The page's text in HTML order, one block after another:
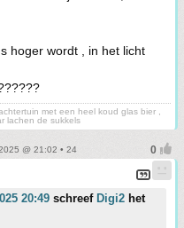
hoger wordt , in het licht
met een heel koud glas bier ,
lachen de sukkels
@ 21:02 • 24
20:49 schreef Digi2 het